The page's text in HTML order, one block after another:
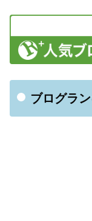
ブログラ